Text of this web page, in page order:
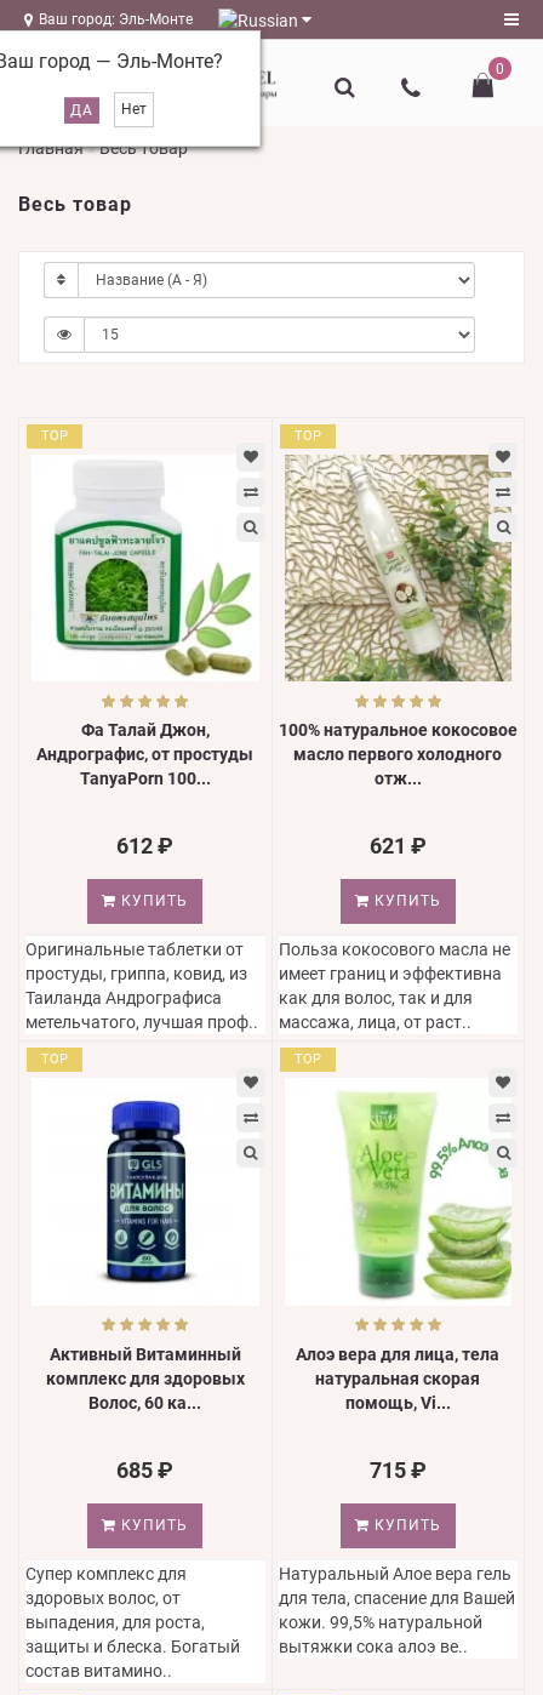
Ваш город: Эль-Монте
город — Эль-Монте?
Регистрация
закладки0
0
Главная Весь товар
Весь товар
TOP
Фа Талай Джон,
Андрографис, от простуды
TanyaPorn 100...
612 ₽
КУПИТЬ
Оригинальные таблетки от
простуды, гриппа, ковид, из
Таиланда Андрографиса
метельчатого, лучшая проф..
TOP
100% натуральное кокосовое
масло первого холодного
отж...
621 ₽
КУПИТЬ
Польза кокосового масла не
имеет границ и эффективна
как для волос, так и для
массажа, лица, от раст..
TOP
Активный Витаминный
комплекс для здоровых
Волос, 60 ка...
685 ₽
КУПИТЬ
Супер комплекс для
здоровых волос, от
выпадения, для роста,
защиты и блеска. Богатый
состав витамино..
TOP
Алоэ вера для лица, тела
натуральная скорая
помощь, Vi...
715 ₽
КУПИТЬ
Натуральный Алое вера гель
для тела, спасение для Вашей
кожи. 99,5% натуральной
вытяжки сока алоэ ве..